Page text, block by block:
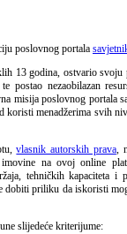
poslovnog portala
13 godina, ostvario
postao nezaobilazan
misija poslovnog portala
menadžerima svih
vlasnik autorskih prava,
na ovoj online
tehničkih kapaciteta
dobiti priliku da iskoristi
slijedeće kriterijume: